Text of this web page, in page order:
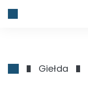
Giełda